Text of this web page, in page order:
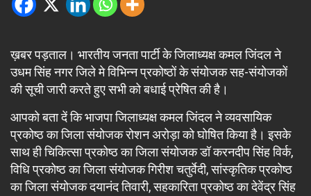
ख़बर पड़ताल। भारतीय जनता पार्टी के जिलाध्यक्ष कमल जिंदल ने
उधम सिंह नगर जिले मे विभिन्न प्रकोष्ठों के संयोजक सह-संयोजकों
की सूची जारी करते हुए सभी को बधाई प्रेषित की है।
आपको बता दें कि भाजपा जिलाध्यक्ष कमल जिंदल ने व्यवसायिक
प्रकोष्ठ का जिला संयोजक रोशन अरोड़ा को घोषित किया है। इसके
साथ ही चिकित्सा प्रकोष्ठ का जिला संयोजक डॉ करनदीप सिंह विर्क,
विधि प्रकोष्ठ का जिला संयोजक गिरीश चतुर्वेदी, सांस्कृतिक प्रकोष्ठ
का जिला संयोजक दयानंद तिवारी, सहकारिता प्रकोष्ठ का देवेंद्र सिंह